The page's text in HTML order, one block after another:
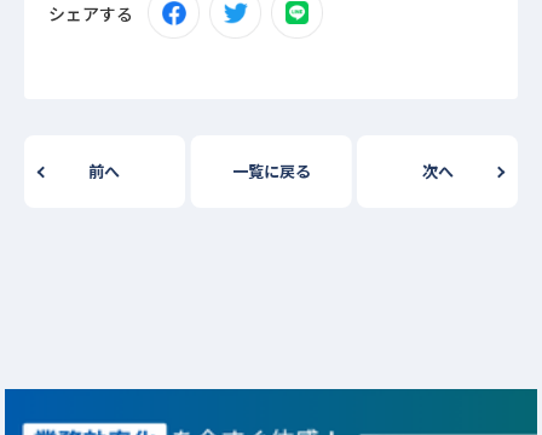
シェアする
前へ 一覧に戻る 次へ